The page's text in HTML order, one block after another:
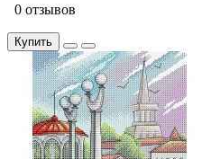
0 отзывов
Купить